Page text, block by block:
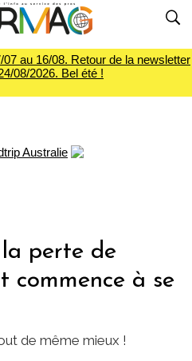
au 16/08. Retour de la newsletter
08/2026. Bel été !
la perte de
commence à se
de même mieux !